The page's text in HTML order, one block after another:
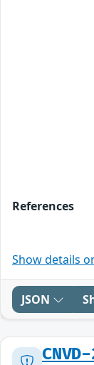
References
Show details
JSON